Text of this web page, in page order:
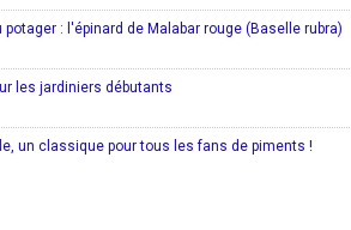
: l'épinard de Malabar rouge (Baselle rubra)
les jardiniers débutants
un classique pour tous les fans de piments !